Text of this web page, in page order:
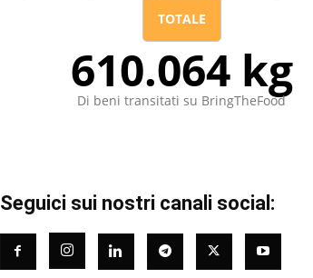
TOTALE
610.064 kg
Di beni transitati su BringTheFood
Seguici sui nostri canali social: